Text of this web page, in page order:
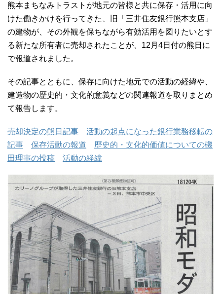
熊本まちなみトラストが地元の皆様と共に保存・活用に向
けた働きかけを行ってきた、旧「三井住友銀行熊本支店」
の建物が、その外観を保ちながら有効活用を図りたいとす
る新たな所有者に売却されたことが、12月4日付の熊日に
で報道されました。
その記事とともに、保存に向けた地元での活動の経緯や、
建造物の歴史的・文化的意義などの関連報道を取りまとめ
て報告します。
売却決定の熊日記事
活動の起点になった銀行業務移転の
記事
保存活動の報道
歴史的・文化的価値についての磯
田理事の投稿
活動の経緯